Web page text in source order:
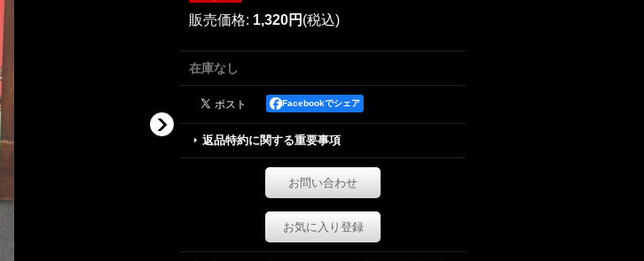
販売価格: 1,320円 (税込)
在庫なし
Facebookでシェア
返品特約に関する重要事項
お問い合わせ
お気に入り登録